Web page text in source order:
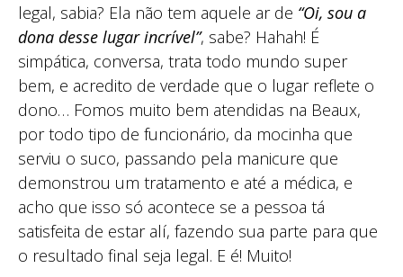
legal, sabia? Ela não tem aquele ar de “Oi, sou a
dona desse lugar incrível”, sabe? Hahah! É
simpática, conversa, trata todo mundo super
bem, e acredito de verdade que o lugar reflete o
dono… Fomos muito bem atendidas na Beaux,
por todo tipo de funcionário, da mocinha que
serviu o suco, passando pela manicure que
demonstrou um tratamento e até a médica, e
acho que isso só acontece se a pessoa tá
satisfeita de estar alí, fazendo sua parte para que
o resultado final seja legal. E é! Muito!